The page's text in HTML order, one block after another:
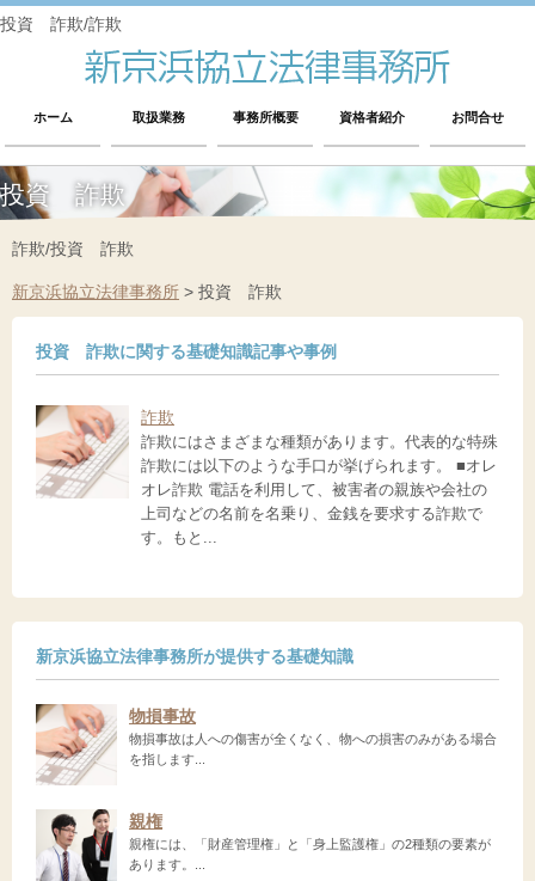
投資 詐欺/詐欺
ホーム 取扱業務 事務所概要 資格者紹介 お問合せ
投資 詐欺
詐欺/投資 詐欺
新京浜協立法律事務所 > 投資 詐欺
投資 詐欺に関する基礎知識記事や事例
詐欺
詐欺にはさまざまな種類があります。代表的な特殊
詐欺には以下のような手口が挙げられます。 ■オレ
オレ詐欺 電話を利用して、被害者の親族や会社の
上司などの名前を名乗り、金銭を要求する詐欺で
す。もと...
新京浜協立法律事務所が提供する基礎知識
物損事故
物損事故は人への傷害が全くなく、物への損害のみがある場合
を指します...
親権
親権には、「財産管理権」と「身上監護権」の2種類の要素が
あります。...